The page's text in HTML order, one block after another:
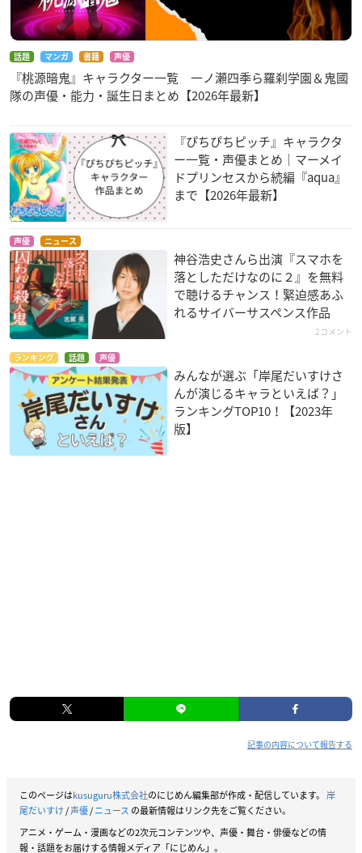
話題 マンガ 書籍 声優
『桃源暗鬼』キャラクター一覧 一ノ瀬四季ら羅刹学園＆鬼國
隊の声優・能力・誕生日まとめ【2026年最新】
『ぴちぴちピッチ』キャラクタ
ー一覧・声優まとめ｜マーメイ
ドプリンセスから続編『aqua』
まで【2026年最新】
声優 ニュース
神谷浩史さんら出演『スマホを
落としただけなのに２』を無料
で聴けるチャンス！緊迫感あふ
れるサイバーサスペンス作品
2コメント
ランキング 話題 声優
みんなが選ぶ「岸尾だいすけさ
んが演じるキャラといえば？」
ランキングTOP10！【2023年
版】
記事の内容について報告する
このページはkusuguru株式会社のにじめん編集部が作成・配信しています。 岸
尾だいすけ/声優/ニュース の最新情報はリンク先をご覧ください。
アニメ・ゲーム・漫画などの2次元コンテンツや、声優・舞台・俳優などの情
報・話題をお届けする情報メディア「にじめん」。